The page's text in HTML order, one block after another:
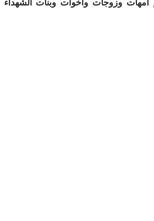
أمهات وزوجات وأخوات وبنات الشهداء